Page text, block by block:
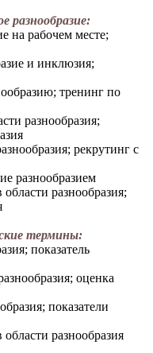
разнообразие:
на рабочем месте;
и инклюзия;
тренинг по
разнообразия;
рекрутинг с
разнообразием
разнообразия;
термины:
показатель
оценка
показатели
разнообразия